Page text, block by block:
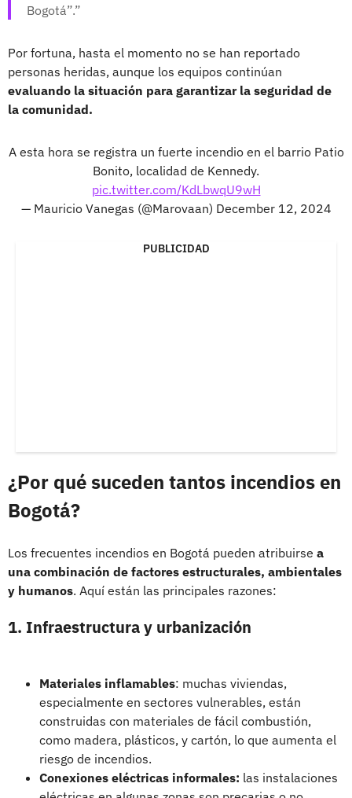
Bogotá”.
Por fortuna, hasta el momento no se han reportado
personas heridas, aunque los equipos continúan
evaluando la situación para garantizar la seguridad de
la comunidad.
A esta hora se registra un fuerte incendio en el barrio Patio
Bonito, localidad de Kennedy.
pic.twitter.com/KdLbwqU9wH
— Mauricio Vanegas (@Marovaan) December 12, 2024
PUBLICIDAD
¿Por qué suceden tantos incendios en
Bogotá?
Los frecuentes incendios en Bogotá pueden atribuirse a
una combinación de factores estructurales, ambientales
y humanos. Aquí están las principales razones:
1. Infraestructura y urbanización
Materiales inflamables: muchas viviendas,
especialmente en sectores vulnerables, están
construidas con materiales de fácil combustión,
como madera, plásticos, y cartón, lo que aumenta el
riesgo de incendios.
Conexiones eléctricas informales: las instalaciones